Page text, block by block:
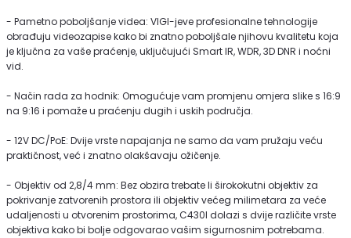
- Pametno poboljšanje videa: VIGI-jeve profesionalne tehnologije
obrađuju videozapise kako bi znatno poboljšale njihovu kvalitetu koja
je ključna za vaše praćenje, uključujući Smart IR, WDR, 3D DNR i noćni
vid.
- Način rada za hodnik: Omogućuje vam promjenu omjera slike s 16:9
na 9:16 i pomaže u praćenju dugih i uskih područja.
- 12V DC/PoE: Dvije vrste napajanja ne samo da vam pružaju veću
praktičnost, već i znatno olakšavaju ožičenje.
- Objektiv od 2,8/4 mm: Bez obzira trebate li širokokutni objektiv za
pokrivanje zatvorenih prostora ili objektiv većeg milimetara za veće
udaljenosti u otvorenim prostorima, C430I dolazi s dvije različite vrste
objektiva kako bi bolje odgovarao vašim sigurnosnim potrebama.